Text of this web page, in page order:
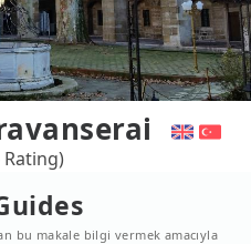
Rating)
bu makale bilgi vermek amacıyla